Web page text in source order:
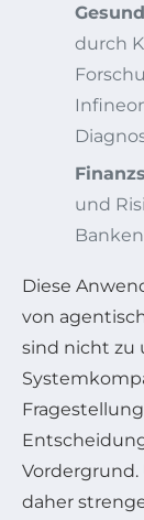
durch
und
Diese
von
sind nicht zu
daher